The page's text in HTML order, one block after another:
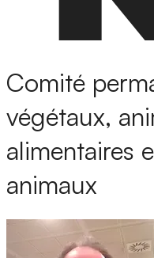
Comité
végétaux,
alimentaires
animaux